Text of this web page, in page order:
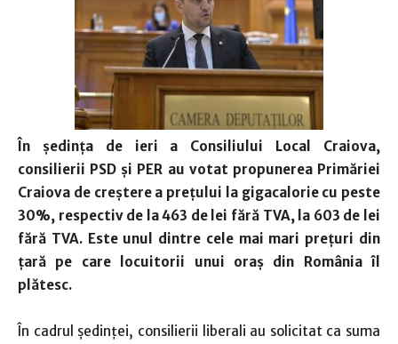
În ședința de ieri a Consiliului Local Craiova,
consilierii PSD și PER au votat propunerea Primăriei
Craiova de creștere a prețului la gigacalorie cu peste
30%, respectiv de la 463 de lei fără TVA, la 603 de lei
fără TVA. Este unul dintre cele mai mari prețuri din
țară pe care locuitorii unui oraș din România îl
plătesc.
În cadrul ședinței, consilierii liberali au solicitat ca suma